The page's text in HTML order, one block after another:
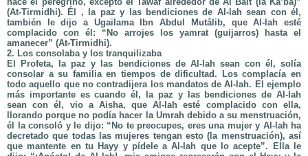
(At-Tirmidhi). Él , la paz y las bendiciones de Al-lah sean con él,
también le dijo a Ugailama Ibn Abdul Mutálib, que Al-lah esté
complacido con él: “No arrojes los yamrat (guijarros) hasta el
amanecer” (At-Tirmidhi).
2. Los consolaba y los tranquilizaba
El Profeta, la paz y las bendiciones de Al-lah sean con él, solía
consolar a su familia en tiempos de dificultad. Los complacía en
todo aquello que no contradijera los mandatos de Al-lah. El ejemplo
más importante es cuando él, la paz y las bendiciones de Al-lah
sean con él, vio a Aisha, que Al-lah esté complacido con ella,
llorando porque no podía hacer la Umrah debido a su menstruación,
él la consoló y le dijo: “No te preocupes, eres una mujer y Al-lah ha
decretado que todas las mujeres tengan esto (la menstruación), así
que mantente en tu Hayy y pídele a Al-lah que lo acepte”. Ella le